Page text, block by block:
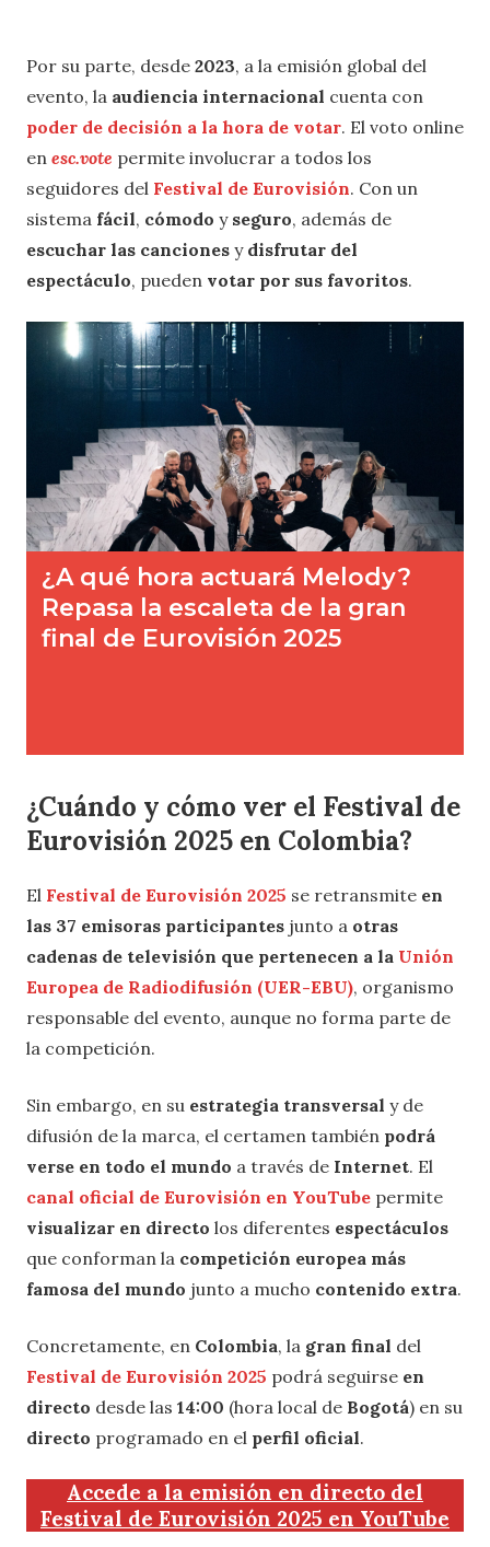
Por su parte, desde 2023, a la emisión global del
evento, la audiencia internacional cuenta con
poder de decisión a la hora de votar. El voto online
en esc.vote permite involucrar a todos los
seguidores del Festival de Eurovisión. Con un
sistema fácil, cómodo y seguro, además de
escuchar las canciones y disfrutar del
espectáculo, pueden votar por sus favoritos.
¿Cuándo y cómo ver el Festival de
Eurovisión 2025 en Colombia?
El Festival de Eurovisión 2025 se retransmite en
las 37 emisoras participantes junto a otras
cadenas de televisión que pertenecen a la Unión
Europea de Radiodifusión (UER-EBU), organismo
responsable del evento, aunque no forma parte de
la competición.
Sin embargo, en su estrategia transversal y de
difusión de la marca, el certamen también podrá
verse en todo el mundo a través de Internet. El
canal oficial de Eurovisión en YouTube permite
visualizar en directo los diferentes espectáculos
que conforman la competición europea más
famosa del mundo junto a mucho contenido extra.
Concretamente, en Colombia, la gran final del
Festival de Eurovisión 2025 podrá seguirse en
directo desde las 14:00 (hora local de Bogotá) en su
directo programado en el perfil oficial.
Accede a la emisión en directo del
Festival de Eurovisión 2025 en YouTube